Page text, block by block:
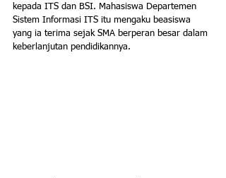
kepada ITS dan BSI. Mahasiswa Departemen
Sistem Informasi ITS itu mengaku beasiswa
yang ia terima sejak SMA berperan besar dalam
keberlanjutan pendidikannya.